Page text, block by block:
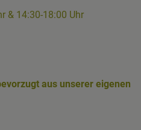
& 14:30-18:00 Uhr
aus unserer eigenen